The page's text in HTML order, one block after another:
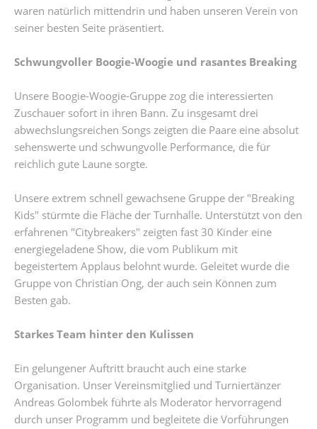
waren natürlich mittendrin und haben unseren Verein von
seiner besten Seite präsentiert.
Schwungvoller Boogie-Woogie und rasantes Breaking
Unsere Boogie-Woogie-Gruppe zog die interessierten
Zuschauer sofort in ihren Bann. Zu insgesamt drei
abwechslungsreichen Songs zeigten die Paare eine absolut
sehenswerte und schwungvolle Performance, die für
reichlich gute Laune sorgte.
Unsere extrem schnell gewachsene Gruppe der "Breaking
Kids" stürmte die Fläche der Turnhalle. Unterstützt von den
erfahrenen "Citybreakers" zeigten fast 30 Kinder eine
energiegeladene Show, die vom Publikum mit
begeistertem Applaus belohnt wurde. Geleitet wurde die
Gruppe von Christian Ong, der auch sein Können zum
Besten gab.
Starkes Team hinter den Kulissen
Ein gelungener Auftritt braucht auch eine starke
Organisation. Unser Vereinsmitglied und Turniertänzer
Andreas Golombek führte als Moderator hervorragend
durch unser Programm und begleitete die Vorführungen